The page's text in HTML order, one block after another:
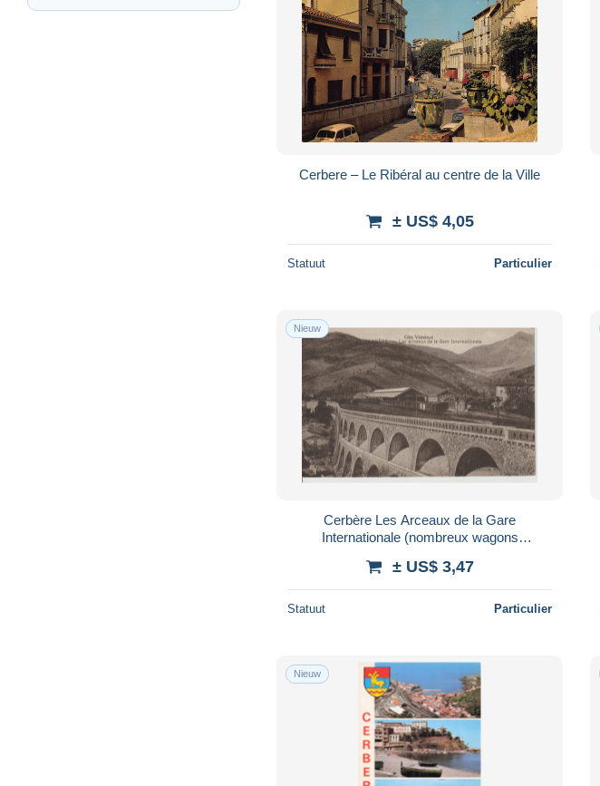
Cerbere – Le Ribéral au centre de la Ville
± US$ 4,05
Statuut Particulier
Nieuw
Cerbère Les Arceaux de la Gare
Internationale (nombreux wagons
± US$ 3,47
Statuut Particulier
Nieuw